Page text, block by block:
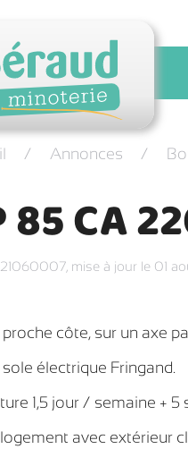
Annonces
85 CA
mise à jour le 01
proche côte, sur un axe
sole électrique Fringand.
1,5 jour / semaine + 5
avec extérieur